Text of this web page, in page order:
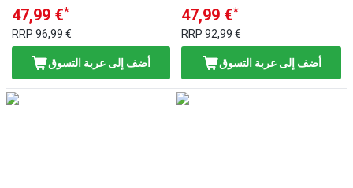
47,99 €*
RRP 96,99 €
أضف إلى عربة التسوق
47,99 €*
RRP92,99 €
أضف إلى عربة التسوق